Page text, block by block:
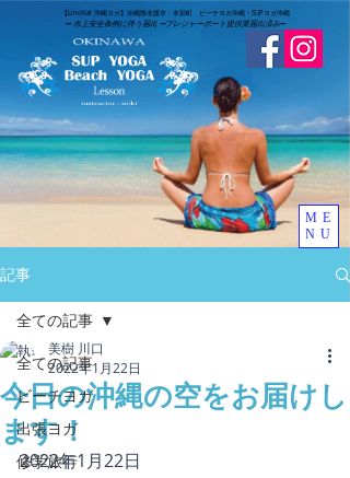
​【LinoKai 沖縄ヨガ】沖縄県名護市・本部町 ビーチヨガ沖縄・SUPヨガ沖縄
➖ 水上安全条例に伴う届出 ➖​プレジャーボート提供業届出済み➖
ME
NU
記事
全ての記事
ビーチヨガ
出張ヨガ
修学旅行
全ての記事
今日の沖縄の空をお届けし
ます！
美樹 川口
2022年1月22日
2022年1月22日